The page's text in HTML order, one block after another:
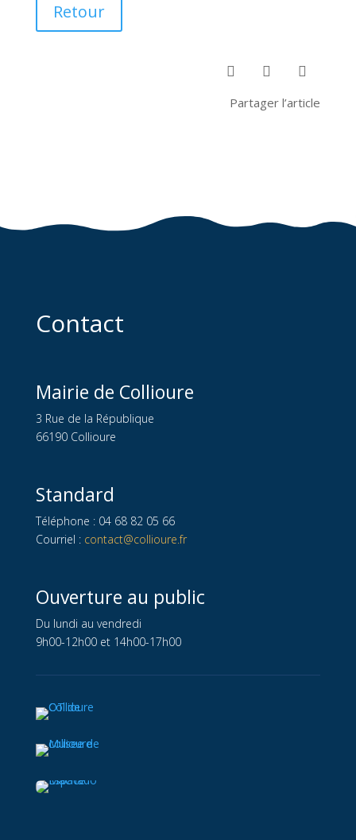
Retour
 

Partager l’article
Contact
Mairie de Collioure
3 Rue de la République
66190 Collioure
Standard
Téléphone : 04 68 82 05 66
Courriel : contact@collioure.fr
Ouverture au public
Du lundi au vendredi
9h00-12h00 et 14h00-17h00